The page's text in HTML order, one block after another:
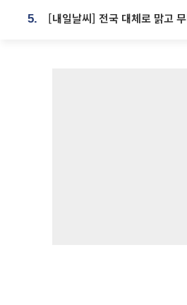
5. [내일날씨] 전국 대체로 맑고